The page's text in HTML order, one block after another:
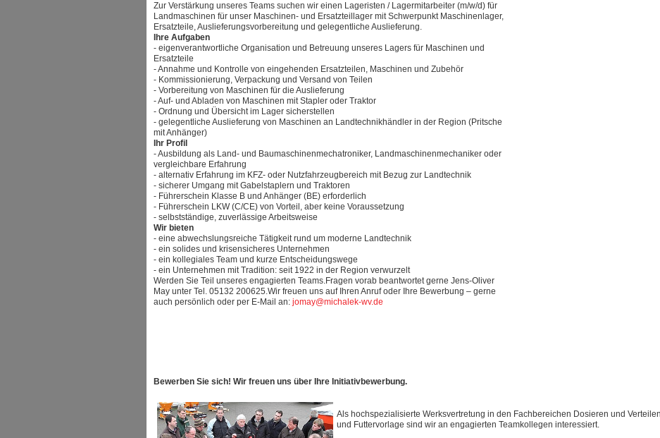
Zur Verstärkung unseres Teams suchen wir einen Lageristen / Lagermitarbeiter (m/w/d) für
Landmaschinen für unser Maschinen- und Ersatzteillager mit Schwerpunkt Maschinenlager,
Ersatzteile, Auslieferungsvorbereitung und gelegentliche Auslieferung.
Ihre Aufgaben
- eigenverantwortliche Organisation und Betreuung unseres Lagers für Maschinen und
Ersatzteile
- Annahme und Kontrolle von eingehenden Ersatzteilen, Maschinen und Zubehör
- Kommissionierung, Verpackung und Versand von Teilen
- Vorbereitung von Maschinen für die Auslieferung
- Auf- und Abladen von Maschinen mit Stapler oder Traktor
- Ordnung und Übersicht im Lager sicherstellen
- gelegentliche Auslieferung von Maschinen an Landtechnikhändler in der Region (Pritsche
mit Anhänger)
Ihr Profil
- Ausbildung als Land- und Baumaschinenmechatroniker, Landmaschinenmechaniker oder
vergleichbare Erfahrung
- alternativ Erfahrung im KFZ- oder Nutzfahrzeugbereich mit Bezug zur Landtechnik
- sicherer Umgang mit Gabelstaplern und Traktoren
- Führerschein Klasse B und Anhänger (BE) erforderlich
- Führerschein LKW (C/CE) von Vorteil, aber keine Voraussetzung
- selbstständige, zuverlässige Arbeitsweise
Wir bieten
- eine abwechslungsreiche Tätigkeit rund um moderne Landtechnik
- ein solides und krisensicheres Unternehmen
- ein kollegiales Team und kurze Entscheidungswege
- ein Unternehmen mit Tradition: seit 1922 in der Region verwurzelt
Werden Sie Teil unseres engagierten Teams.Fragen vorab beantwortet gerne Jens-Oliver
May unter Tel. 05132 200625.Wir freuen uns auf Ihren Anruf oder Ihre Bewerbung – gerne
auch persönlich oder per E-Mail an: jomay@michalek-wv.de
Bewerben Sie sich! Wir freuen uns über Ihre Initiativbewerbung.
Als hochspezialisierte Werksvertretung in den Fachbereichen Dosieren und
und Futtervorlage sind wir an engagierten Teamkollegen interessiert.